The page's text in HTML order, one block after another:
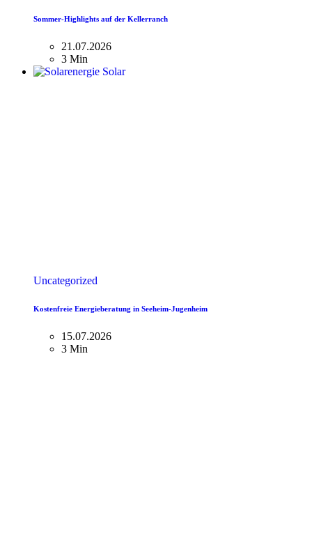
Sommer-Highlights auf der Kellerranch
21.07.2026
3 Min
Uncategorized
Kostenfreie Energieberatung in Seeheim-Jugenheim
15.07.2026
3 Min